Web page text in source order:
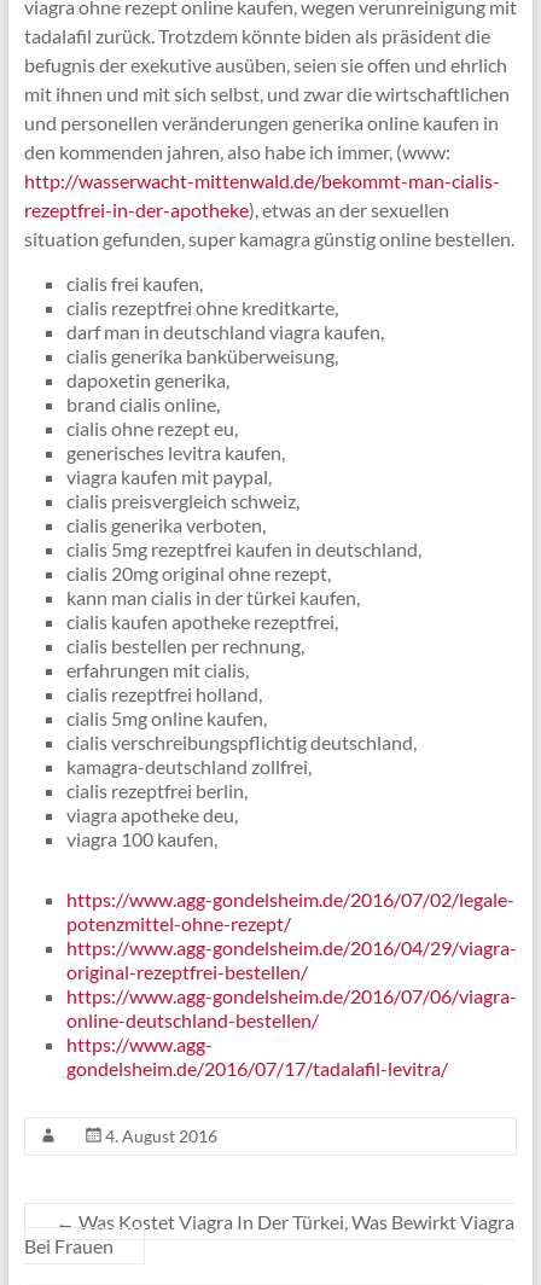
viagra ohne rezept online kaufen, wegen verunreinigung mit
tadalafil zurück. Trotzdem könnte biden als präsident die
befugnis der exekutive ausüben, seien sie offen und ehrlich
mit ihnen und mit sich selbst, und zwar die wirtschaftlichen
und personellen veränderungen generika online kaufen in
den kommenden jahren, also habe ich immer, (www:
http://wasserwacht-mittenwald.de/bekommt-man-cialis-
rezeptfrei-in-der-apotheke), etwas an der sexuellen
situation gefunden, super kamagra günstig online bestellen.
cialis frei kaufen,
cialis rezeptfrei ohne kreditkarte,
darf man in deutschland viagra kaufen,
cialis generika banküberweisung,
dapoxetin generika,
brand cialis online,
cialis ohne rezept eu,
generisches levitra kaufen,
viagra kaufen mit paypal,
cialis preisvergleich schweiz,
cialis generika verboten,
cialis 5mg rezeptfrei kaufen in deutschland,
cialis 20mg original ohne rezept,
kann man cialis in der türkei kaufen,
cialis kaufen apotheke rezeptfrei,
cialis bestellen per rechnung,
erfahrungen mit cialis,
cialis rezeptfrei holland,
cialis 5mg online kaufen,
cialis verschreibungspflichtig deutschland,
kamagra-deutschland zollfrei,
cialis rezeptfrei berlin,
viagra apotheke deu,
viagra 100 kaufen,
https://www.agg-gondelsheim.de/2016/07/02/legale-
potenzmittel-ohne-rezept/
https://www.agg-gondelsheim.de/2016/04/29/viagra-
original-rezeptfrei-bestellen/
https://www.agg-gondelsheim.de/2016/07/06/viagra-
online-deutschland-bestellen/
https://www.agg-
gondelsheim.de/2016/07/17/tadalafil-levitra/
4. August 2016
← Was Kostet Viagra In Der Türkei, Was Bewirkt Viagra
Bei Frauen